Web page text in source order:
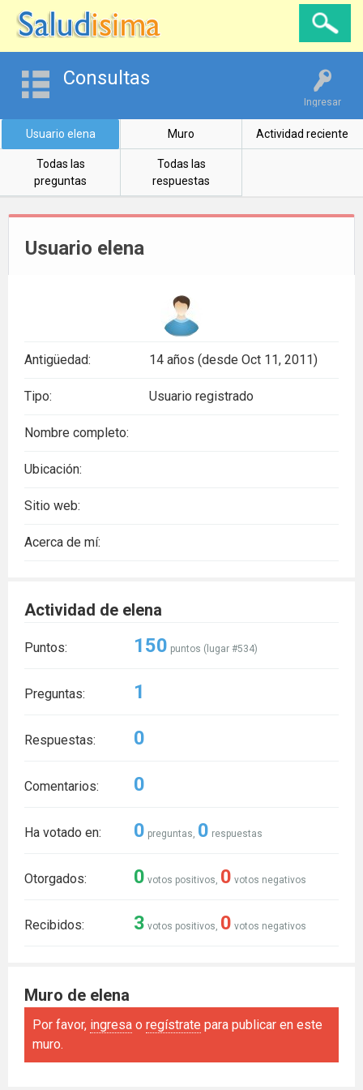
Ingresar
Consultas
Usuario elena Muro Actividad reciente
Todas las
preguntas
Todas las
respuestas
Usuario elena
Antigüedad: 14 años (desde Oct 11, 2011)
Tipo: Usuario registrado
Nombre completo:
Ubicación:
Sitio web:
Acerca de mí:
Actividad de elena
Puntos: 150 puntos (lugar #534)
Preguntas: 1
Respuestas: 0
Comentarios: 0
Ha votado en: 0 preguntas, 0 respuestas
Otorgados: 0 votos positivos, 0 votos negativos
Recibidos: 3 votos positivos, 0 votos negativos
Muro de elena
Por favor, ingresa o regístrate para publicar en este
muro.